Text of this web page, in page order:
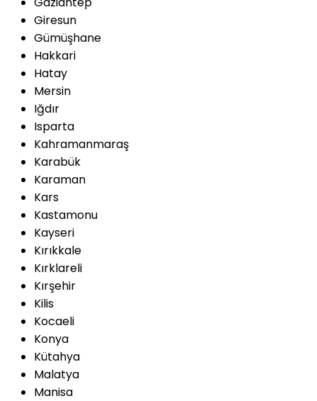
Giresun
Gümüşhane
Hakkari
Hatay
Mersin
Iğdır
Isparta
Kahramanmaraş
Karabük
Karaman
Kars
Kastamonu
Kayseri
Kırıkkale
Kırklareli
Kırşehir
Kilis
Kocaeli
Konya
Kütahya
Malatya
Manisa